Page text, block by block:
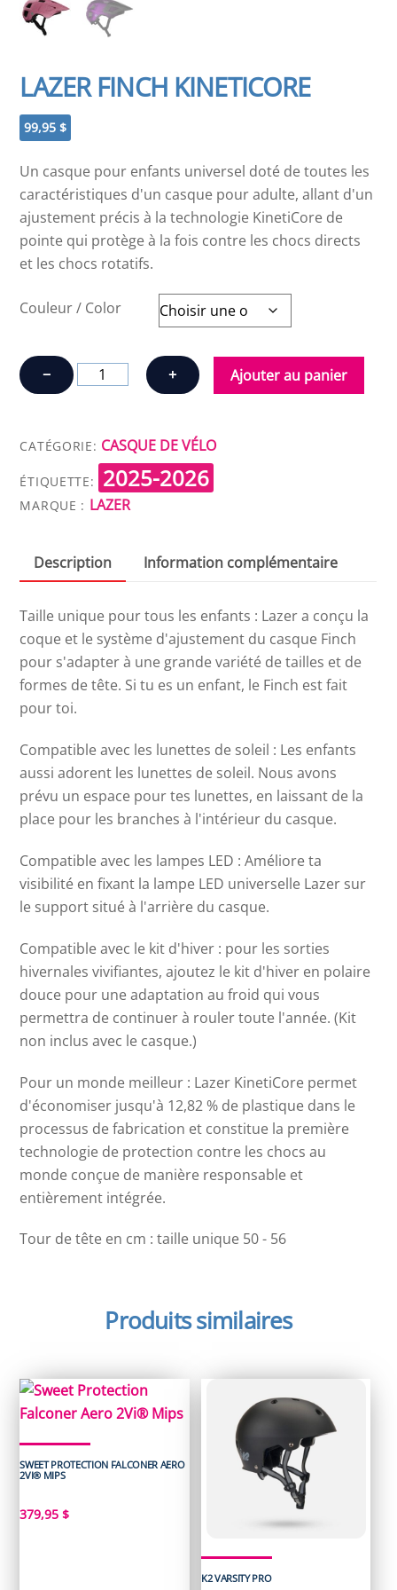
LAZER FINCH KINETICORE
99,95 $
Un casque pour enfants universel doté de toutes les
caractéristiques d'un casque pour adulte, allant d'un
ajustement précis à la technologie KinetiCore de
pointe qui protège à la fois contre les chocs directs
et les chocs rotatifs.
Couleur / Color
−
quantité
de
FINCH
KINETICORE
+ Ajouter au panier
CATÉGORIE: CASQUE DE VÉLO
ÉTIQUETTE: 2025-2026
MARQUE : LAZER
Description Information complémentaire
Taille unique pour tous les enfants : Lazer a conçu la
coque et le système d'ajustement du casque Finch
pour s'adapter à une grande variété de tailles et de
formes de tête. Si tu es un enfant, le Finch est fait
pour toi.
Compatible avec les lunettes de soleil : Les enfants
aussi adorent les lunettes de soleil. Nous avons
prévu un espace pour tes lunettes, en laissant de la
place pour les branches à l'intérieur du casque.
Compatible avec les lampes LED : Améliore ta
visibilité en fixant la lampe LED universelle Lazer sur
le support situé à l'arrière du casque.
Compatible avec le kit d'hiver : pour les sorties
hivernales vivifiantes, ajoutez le kit d'hiver en polaire
douce pour une adaptation au froid qui vous
permettra de continuer à rouler toute l'année. (Kit
non inclus avec le casque.)
Pour un monde meilleur : Lazer KinetiCore permet
d'économiser jusqu'à 12,82 % de plastique dans le
processus de fabrication et constitue la première
technologie de protection contre les chocs au
monde conçue de manière responsable et
entièrement intégrée.
Tour de tête en cm : taille unique 50 - 56
Produits similaires
SWEET PROTECTION FALCONER AERO
2VI® MIPS
379,95$
K2 VARSITY PRO